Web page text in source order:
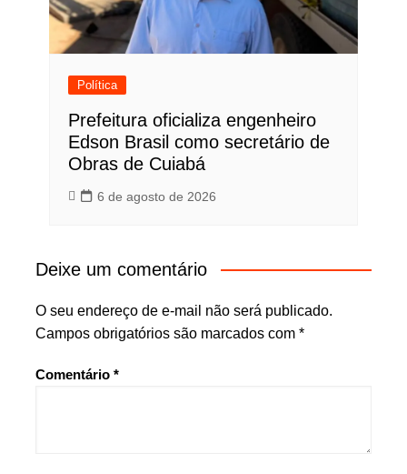
Política
Prefeitura oficializa engenheiro
Edson Brasil como secretário de
Obras de Cuiabá
6 de agosto de 2026
Deixe um comentário
O seu endereço de e-mail não será publicado.
Campos obrigatórios são marcados com *
Comentário *